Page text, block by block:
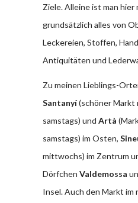
Ziele. Alleine ist man
grundsätzlich alles von
Leckereien, Stoffen,
Antiquitäten und
Zu meinen Lieblings-
Santanyí(schöner Markt
samstags) und Artà
samstags) im Osten,
mittwochs) im Zentrum
Dörfchen Valdemossa
Insel. Auch den Markt im